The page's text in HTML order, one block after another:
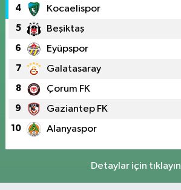
4 Kocaelispor
5 Beşiktaş
6 Eyüpspor
7 Galatasaray
8 Çorum FK
9 Gaziantep FK
10 Alanyaspor
Detaylar için tıklayın